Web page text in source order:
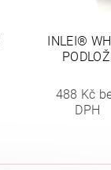
INLEI®
488 Kč
DPH